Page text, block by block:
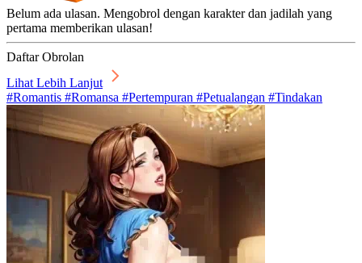
Belum ada ulasan. Mengobrol dengan karakter dan jadilah yang
pertama memberikan ulasan!
Daftar Obrolan
Lihat Lebih Lanjut
#Romantis #Romansa #Pertempuran #Petualangan #Tindakan